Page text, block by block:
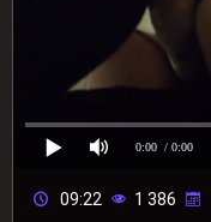
0:00 / 0:00
09:22 1 386